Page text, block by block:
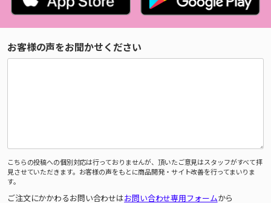
お客様の声をお聞かせください
こちらの投稿への個別対応は行っておりませんが、頂いたご意見はスタッフがすべて拝
見させていただきます。お客様の声をもとに商品開発・サイト改善を行ってまいりま
す。
ご注文にかかわるお問い合わせはお問い合わせ専用フォームから